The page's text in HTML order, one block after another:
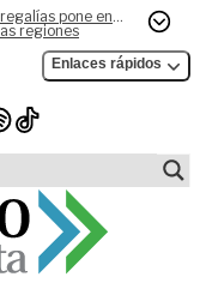
pone en
regiones
Enlaces rápidos